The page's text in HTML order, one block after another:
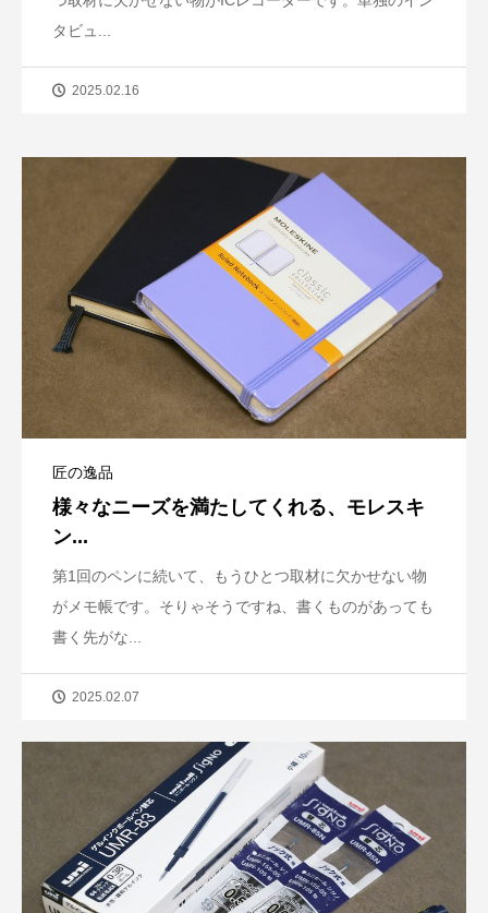
タビュ...
2025.02.16
匠の逸品
様々なニーズを満たしてくれる、モレスキ
ン...
第1回のペンに続いて、もうひとつ取材に欠かせない物
がメモ帳です。そりゃそうですね、書くものがあっても
書く先がな...
2025.02.07